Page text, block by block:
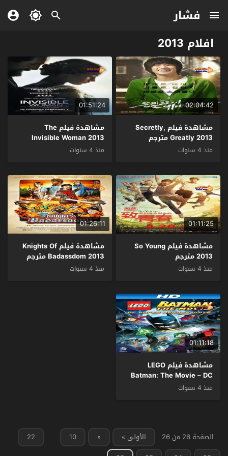
فشار
افلام 2013
02:04:42
مشاهدة فيلم Secretly,
Greatly 2013 مترجم
منذ 4 سنوات
01:51:24
مشاهدة فيلم The
Invisible Woman 2013
مترجم
منذ 4 سنوات
01:11:25
مشاهدة فيلم So Young
2013 مترجم
منذ 4 سنوات
01:26:11
مشاهدة فيلم Knights Of
Badassdom 2013 مترجم
منذ 4 سنوات
01:11:18
مشاهدة فيلم LEGO
Batman: The Movie – DC
Super Heroes Unite 2013
منذ 4 سنوات
الصفحة 26 من 26 الأولى » «
10
22